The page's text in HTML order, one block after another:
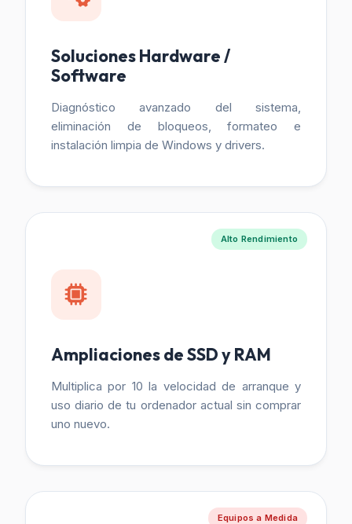
Soluciones Hardware /
Software
Diagnóstico avanzado del sistema,
eliminación de bloqueos, formateo e
instalación limpia de Windows y drivers.
Alto Rendimiento
Ampliaciones de SSD y RAM
Multiplica por 10 la velocidad de arranque y
uso diario de tu ordenador actual sin comprar
uno nuevo.
Equipos a Medida